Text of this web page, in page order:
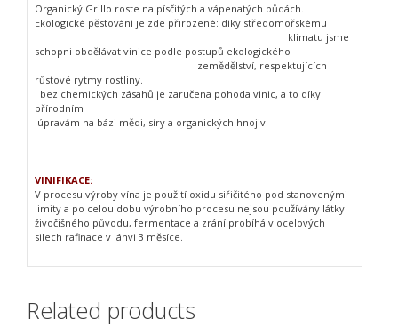
Organický Grillo roste na písčitých a vápenatých půdách.
Ekologické pěstování je zde přirozené: díky středomořskému
klimatu jsme
schopni obdělávat vinice podle postupů ekologického
zemědělství, respektujících
růstové rytmy rostliny.
I bez chemických zásahů je zaručena pohoda vinic, a to díky
přírodním
úpravám na bázi mědi, síry a organických hnojiv.
VINIFIKACE:
V procesu výroby vína je použití oxidu siřičitého pod stanovenými
limity a po celou dobu výrobního procesu nejsou používány látky
živočišného původu, fermentace a zrání probíhá v ocelových
silech rafinace v láhvi 3 měsíce.
Related products